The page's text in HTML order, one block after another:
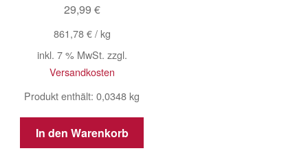
29,99 €
861,78€/kg
inkl. 7 % MwSt. zzgl.
Versandkosten
Produkt enthält: 0,0348kg
In den Warenkorb